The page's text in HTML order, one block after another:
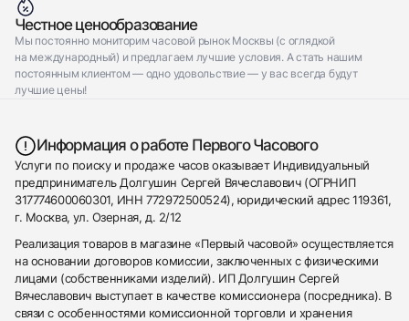
Честное ценообразование
Мы постоянно мониторим часовой рынок Москвы (с оглядкой
на международный) и предлагаем лучшие условия. А стать нашим
постоянным клиентом — одно удовольствие — у вас всегда будут
лучшие цены!
Информация о работе Первого Часового
Услуги по поиску и продаже часов оказывает Индивидуальный
предприниматель Долгушин Сергей Вячеславович (ОГРНИП
317774600060301, ИНН 772972500524), юридический адрес 119361,
г. Москва, ул. Озерная, д. 2/12
Реализация товаров в магазине «Первый часовой» осуществляется
на основании договоров комиссии, заключенных с физическими
лицами (собственниками изделий). ИП Долгушин Сергей
Вячеславович выступает в качестве комиссионера (посредника). В
связи с особенностями комиссионной торговли и хранения